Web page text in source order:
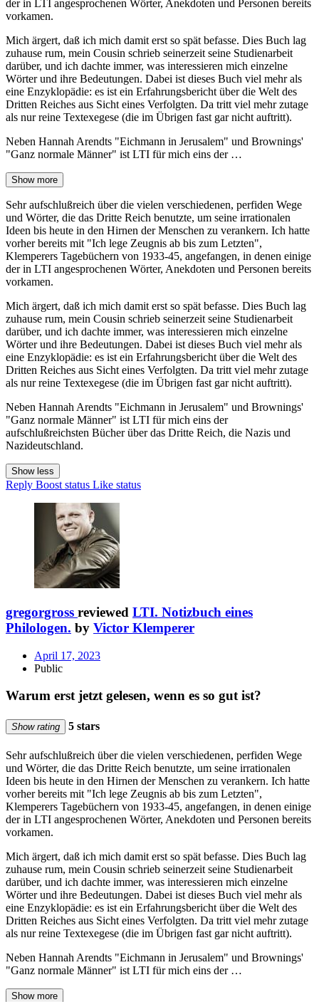
der in LTI angesprochenen Wörter, Anekdoten und Personen bereits
vorkamen.
Mich ärgert, daß ich mich damit erst so spät befasse. Dies Buch lag
zuhause rum, mein Cousin schrieb seinerzeit seine Studienarbeit
darüber, und ich dachte immer, was interessieren mich einzelne
Wörter und ihre Bedeutungen. Dabei ist dieses Buch viel mehr als
eine Enzyklopädie: es ist ein Erfahrungsbericht über die Welt des
Dritten Reiches aus Sicht eines Verfolgten. Da tritt viel mehr zutage
als nur reine Textexegese (die im Übrigen fast gar nicht auftritt).
Neben Hannah Arendts "Eichmann in Jerusalem" und Brownings'
"Ganz normale Männer" ist LTI für mich eins der …
Show more
Sehr aufschlußreich über die vielen verschiedenen, perfiden Wege
und Wörter, die das Dritte Reich benutzte, um seine irrationalen
Ideen bis heute in den Hirnen der Menschen zu verankern. Ich hatte
vorher bereits mit "Ich lege Zeugnis ab bis zum Letzten",
Klemperers Tagebüchern von 1933-45, angefangen, in denen einige
der in LTI angesprochenen Wörter, Anekdoten und Personen bereits
vorkamen.
Mich ärgert, daß ich mich damit erst so spät befasse. Dies Buch lag
zuhause rum, mein Cousin schrieb seinerzeit seine Studienarbeit
darüber, und ich dachte immer, was interessieren mich einzelne
Wörter und ihre Bedeutungen. Dabei ist dieses Buch viel mehr als
eine Enzyklopädie: es ist ein Erfahrungsbericht über die Welt des
Dritten Reiches aus Sicht eines Verfolgten. Da tritt viel mehr zutage
als nur reine Textexegese (die im Übrigen fast gar nicht auftritt).
Neben Hannah Arendts "Eichmann in Jerusalem" und Brownings'
"Ganz normale Männer" ist LTI für mich eins der
aufschlußreichsten Bücher über das Dritte Reich, die Nazis und
Nazideutschland.
Show less
Reply Boost status Like status
gregorgross reviewed LTI. Notizbuch eines
Philologen. by Victor Klemperer
April 17, 2023
Public
Warum erst jetzt gelesen, wenn es so gut ist?
Show rating 5 stars
Sehr aufschlußreich über die vielen verschiedenen, perfiden Wege
und Wörter, die das Dritte Reich benutzte, um seine irrationalen
Ideen bis heute in den Hirnen der Menschen zu verankern. Ich hatte
vorher bereits mit "Ich lege Zeugnis ab bis zum Letzten",
Klemperers Tagebüchern von 1933-45, angefangen, in denen einige
der in LTI angesprochenen Wörter, Anekdoten und Personen bereits
vorkamen.
Mich ärgert, daß ich mich damit erst so spät befasse. Dies Buch lag
zuhause rum, mein Cousin schrieb seinerzeit seine Studienarbeit
darüber, und ich dachte immer, was interessieren mich einzelne
Wörter und ihre Bedeutungen. Dabei ist dieses Buch viel mehr als
eine Enzyklopädie: es ist ein Erfahrungsbericht über die Welt des
Dritten Reiches aus Sicht eines Verfolgten. Da tritt viel mehr zutage
als nur reine Textexegese (die im Übrigen fast gar nicht auftritt).
Neben Hannah Arendts "Eichmann in Jerusalem" und Brownings'
"Ganz normale Männer" ist LTI für mich eins der …
Show more